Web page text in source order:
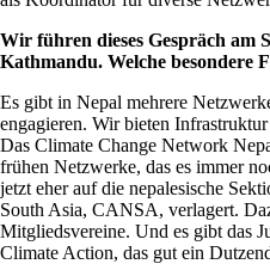
Wir führen dieses Gespräch am
Kathmandu. Welche besondere
Es gibt in Nepal mehrere
engagieren. Wir bieten
Das Climate Change Network
frühen Netzwerke, das es immer
jetzt eher auf die nepalesische
South Asia, CANSA, verlagert.
Mitgliedsvereine. Und es gibt das
Climate Action, das gut ein